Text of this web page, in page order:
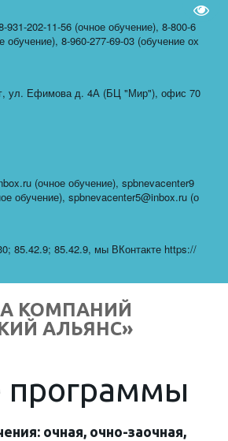
931-202-11-56 (очное обучение), 8-800-6
обучение), 8-960-277-69-03 (обучение ох
, ул. Ефимова д. 4А (БЦ "Мир"), офис 70
(очное обучение), spbnevacenter9
обучение), spbnevacenter5@inbox.ru (о
85.42.9; 85.42.9, мы ВКонтакте https://
КОМПАНИЙ
АЛЬЯНС»
очная, очно-заочная,